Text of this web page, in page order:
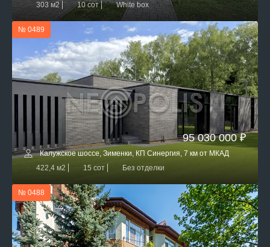
303 м2
10 сот White box
№ 0489
95 030 000 ₽
Калужское шоссе, Зименки, КП Синергия, 7 км от МКАД
422,4 м2
15 сот Без отделки
№ 0488